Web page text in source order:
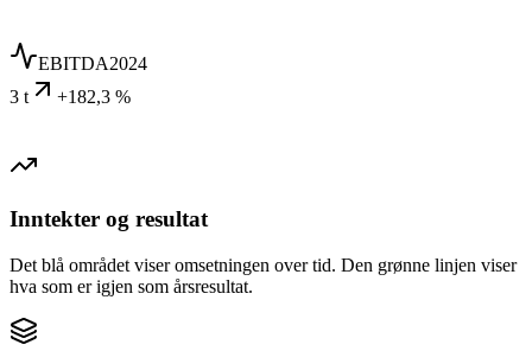
EBITDA2024
3 t
+182,3 %
Inntekter og resultat
Det blå området viser omsetningen over tid. Den grønne linjen viser
hva som er igjen som årsresultat.